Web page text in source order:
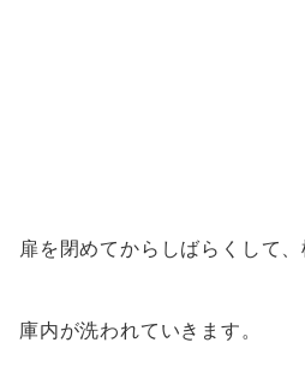
扉を閉めてからしばらくして、
庫内が洗われていきます。